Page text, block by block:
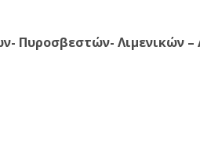
Πυροσβεστών- Λιμενικών